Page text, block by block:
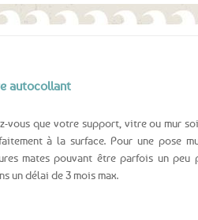
autocollant
vous que votre support, vitre ou mur
à la surface. Pour une pose
mates pouvant être parfois un peu
un délai de 3 mois max.